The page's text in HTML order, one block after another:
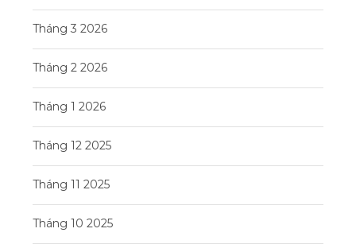
Tháng 3 2026
Tháng 2 2026
Tháng 1 2026
Tháng 12 2025
Tháng 11 2025
Tháng 10 2025